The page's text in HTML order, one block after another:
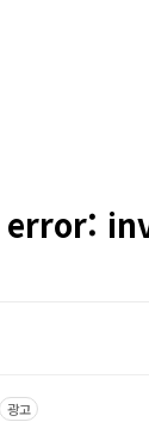
error:
광고